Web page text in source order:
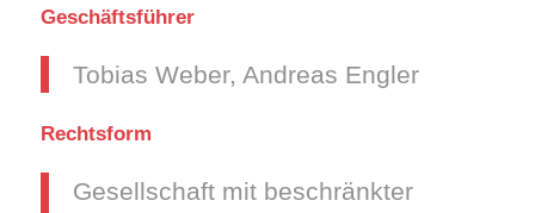
Geschäftsführer
Tobias Weber, Andreas Engler
Rechtsform
Gesellschaft mit beschränkter